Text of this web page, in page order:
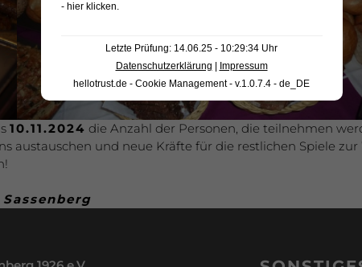
10.11.2024 die Anzahl der Personen, die teilnehmen
austauschen und neue Kräfte für die restlichen Spiele
- hier klicken.
Letzte Prüfung: 14.06.25 - 10:29:34 Uhr
Datenschutzerklärung
Impressum
hellotrust.de - Cookie Management - v.1.0.7.4 - de_DE